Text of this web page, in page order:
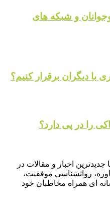
و شبکه های
با دیگران برقرار کنیم؟
را در پی دارد؟
اخبار و مقالات در
روانشناسی موفقیت،
ای همراه مخاطبان خود